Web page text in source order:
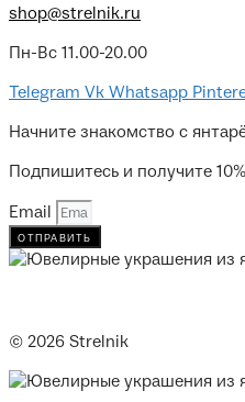
shop@strelnik.ru
Пн-Вс 11.00-20.00
Telegram Vk Whatsapp
Начните знакомство с
Подпишитесь и получите
Email
отправить
© 2026 Strelnik